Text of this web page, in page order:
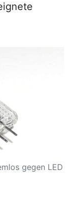
gegen LED